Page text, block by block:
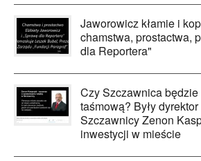
Jaworowicz kłamie i
chamstwa, prostactwa,
dla Reportera"
Czy Szczawnica będzie
taśmową? Były
Szczawnicy Zenon
inwestycji w mieście